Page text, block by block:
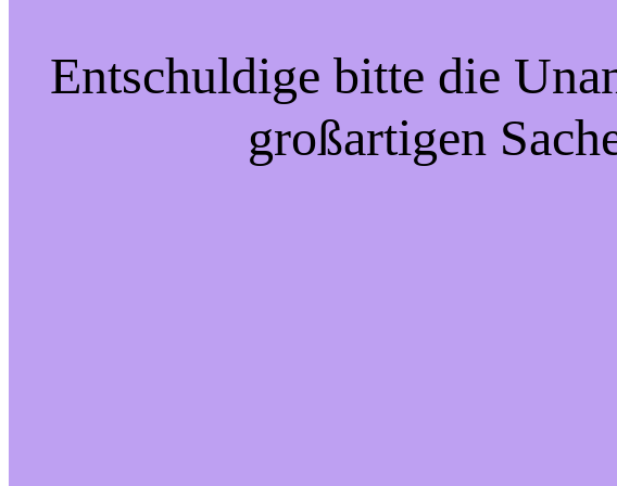
Entschuldige bitte die
großartigen